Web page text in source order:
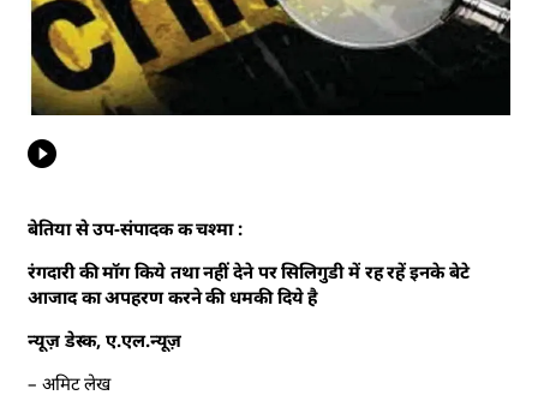
बेतिया से उप-संपादक क चश्मा :
रंगदारी की मॉग किये तथा नहीं देने पर सिलिगुडी में रह रहें इनके बेटे
आजाद का अपहरण करने की धमकी दिये है
न्यूज़ डेस्क, ए.एल.न्यूज़
– अमिट लेख